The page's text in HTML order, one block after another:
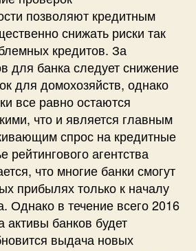
позволяют кредитным
снижать риски так
кредитов. За
для банка следует снижение
для домохозяйств, однако
все равно остаются
что и является главным
спрос на кредитные
рейтингового агентства
что многие банки смогут
прибылях только к началу
Однако в течение всего 2016
активы банков будет
выдача новых